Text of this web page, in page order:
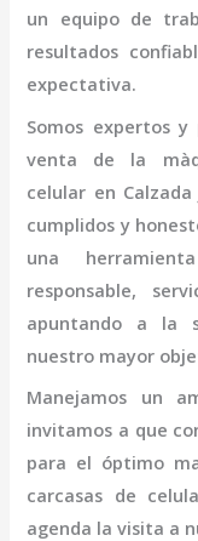
un equipo de
resultados
expectativa.
Somos expertos
venta de la
celular en Calzada
cumplidos y
una
responsable,
apuntando a la
nuestro mayor
Manejamos un
invitamos a que
para el óptimo
carcasas de
agenda la visita a